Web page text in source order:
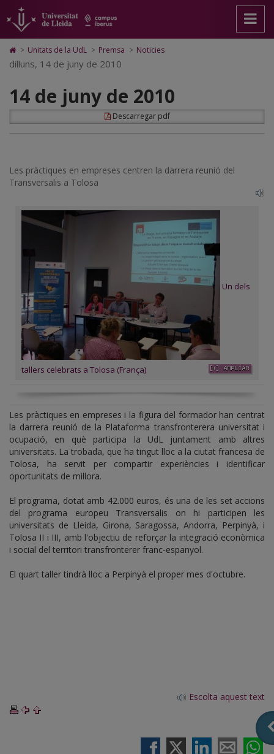
14
de
juny
de
2010
pàgina
principal.
Universitat
Lleida
contingut
principal
Mapa
Web.
Universitat
Cerca
Accessibilitat.
Universitat
Lleida
Icono
de
Home
ir
a
página
de
> Unitats de la UdL > Premsa > Noticies
dilluns, 14 de juny de 2010
14 de juny de 2010
Descarregar pdf
Les pràctiques en empreses centren la darrera reunió del
Transversalis a Tolosa
Un dels
tallers celebrats a Tolosa (França)
Les pràctiques en empreses i la figura del formador han centrat
la darrera reunió de la Plataforma transfronterera universitat i
ocupació, en què participa la UdL juntament amb altres
universitats. La trobada, que ha tingut lloc a la ciutat francesa de
Tolosa, ha servit per compartir experiències i identificar
oportunitats de millora.
El programa, dotat amb 42.000 euros, és una de les set accions
del programa europeu Transversalis on hi participen les
universitats de Lleida, Girona, Saragossa, Andorra, Perpinyà, i
Tolosa II i III, amb l'objectiu de reforçar la integració econòmica
i social del territori transfronterer franc-espanyol.
El quart taller tindrà lloc a Perpinyà el proper mes d'octubre.
Escolta aquest text